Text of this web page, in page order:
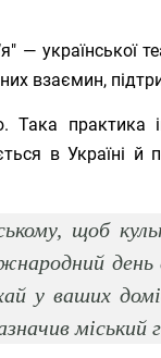
— української
взаємин,
практика
в Україні й
щоб
у ваших
міський